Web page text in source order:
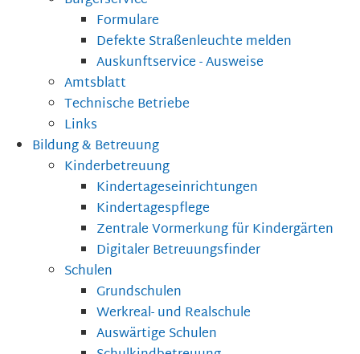
Formulare
Defekte Straßenleuchte melden
Auskunftservice - Ausweise
Amtsblatt
Technische Betriebe
Links
Bildung & Betreuung
Kinderbetreuung
Kindertageseinrichtungen
Kindertagespflege
Zentrale Vormerkung für Kindergärten
Digitaler Betreuungsfinder
Schulen
Grundschulen
Werkreal- und Realschule
Auswärtige Schulen